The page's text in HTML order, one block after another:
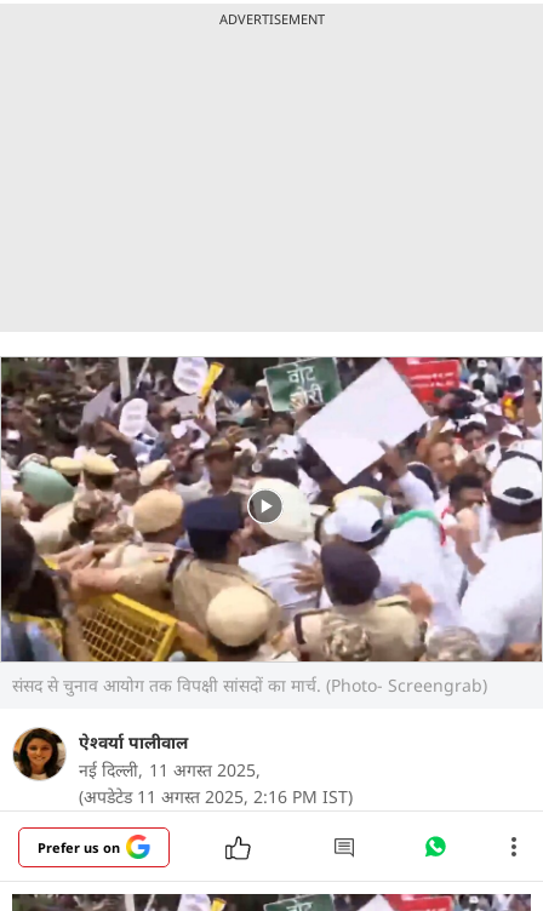
ADVERTISEMENT
संसद से चुनाव आयोग तक विपक्षी सांसदों का मार्च. (Photo- Screengrab)
ऐश्वर्या पालीवाल
नई दिल्ली, 11 अगस्त 2025,
(अपडेटेड 11 अगस्त 2025, 2:16 PM IST)
Prefer us on